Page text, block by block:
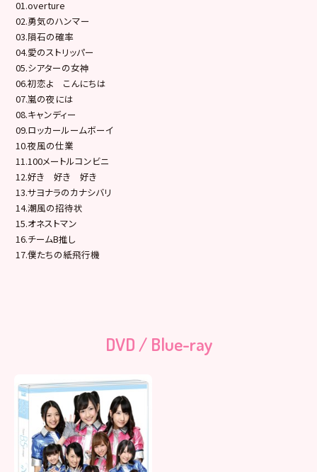
01.overture
02.勇気のハンマー
03.隕石の確率
04.愛のストリッパー
05.シアターの女神
06.初恋よ こんにちは
07.嵐の夜には
08.キャンディー
09.ロッカールームボーイ
10.夜風の仕業
11.100メートルコンビニ
12.好き 好き 好き
13.サヨナラのカナシバリ
14.潮風の招待状
15.オネストマン
16.チームB推し
17.僕たちの紙飛行機
DVD / Blue-ray